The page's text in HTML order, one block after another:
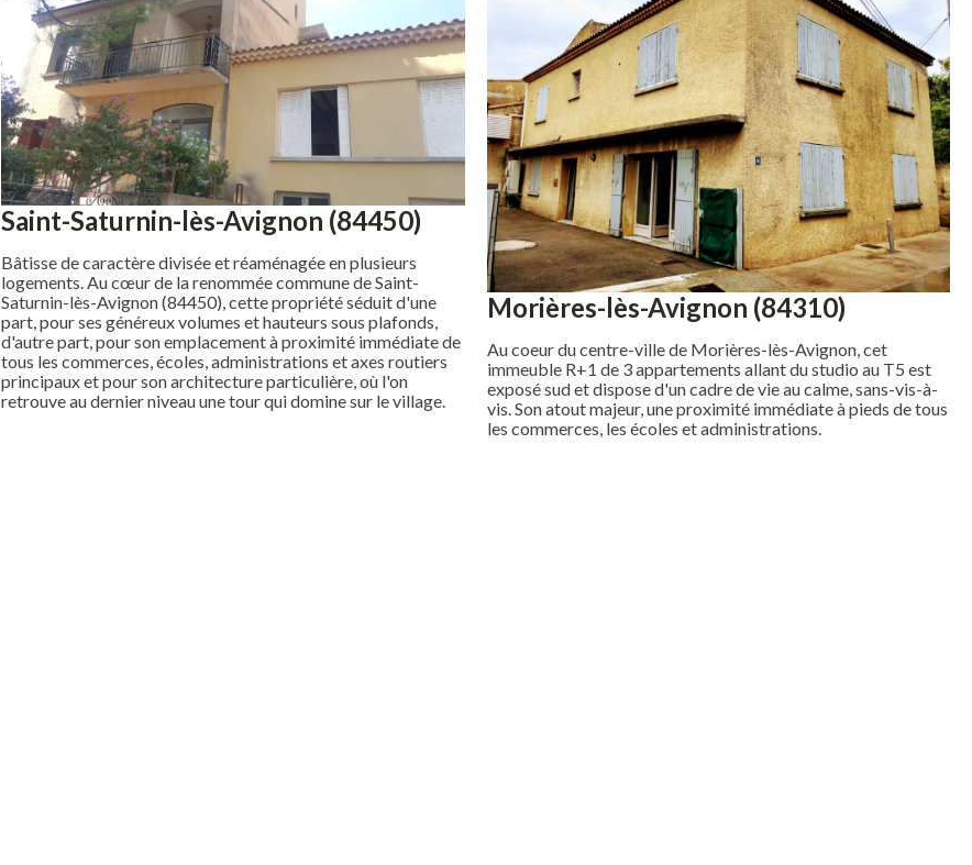
Saint-Saturnin-lès-Avignon (84450)
Bâtisse de caractère divisée et réaménagée en plusieurs
logements. Au cœur de la renommée commune de Saint-
Saturnin-lès-Avignon (84450), cette propriété séduit d'une
part, pour ses généreux volumes et hauteurs sous plafonds,
d'autre part, pour son emplacement à proximité immédiate de
tous les commerces, écoles, administrations et axes routiers
principaux et pour son architecture particulière, où l'on
retrouve au dernier niveau une tour qui domine sur le village.
Morières-lès-Avignon (84310)
Au coeur du centre-ville de Morières-lès-Avignon, cet
immeuble R+1 de 3 appartements allant du studio au T5 est
exposé sud et dispose d'un cadre de vie au calme, sans-vis-à-
vis. Son atout majeur, une proximité immédiate à pieds de tous
les commerces, les écoles et administrations.